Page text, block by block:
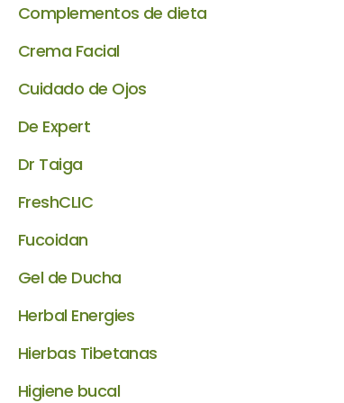
Complementos de dieta
Crema Facial
Cuidado de Ojos
De Expert
Dr Taiga
FreshCLIC
Fucoidan
Gel de Ducha
Herbal Energies
Hierbas Tibetanas
Higiene bucal